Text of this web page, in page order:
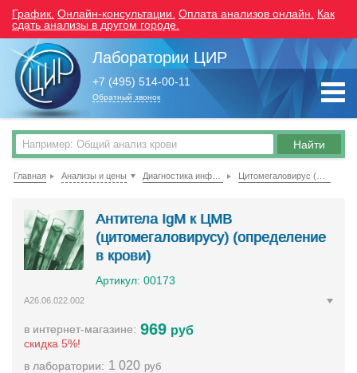
График. Онлайн-консультации. Оплата анализов онлайн.
Как
сдать анализы в другом городе.
Лаборатории ЦИР
+7 (495) 514-00-11
Обратный звонок
Главная Анализы и цены
Антитела IgМ к ЦМВ
(цитомегаловирусу) (определение
в крови)
Артикул: 00173
A26.06.022.002
в интернет-магазине:
скидка 5%!
969 руб
в лаборатории: 1 020 руб